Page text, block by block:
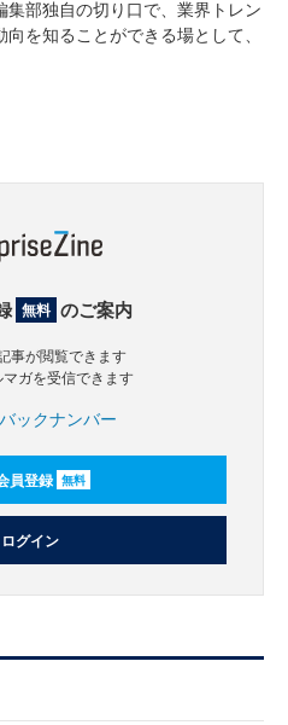
部独自の切り口で、業界トレン
を知ることができる場として、
無料 のご案内
事が閲覧できます
マガを受信できます
ックナンバー
員登録 無料
ログイン